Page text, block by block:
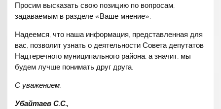
Просим высказать свою позицию по вопросам,
задаваемым в разделе «Ваше мнение».
Надеемся, что наша информация, представленная для
вас, позволит узнать о деятельности Совета депутатов
Надтеречного муниципального района, а значит, мы
будем лучше понимать друг друга.
С уважением,
Убайтаев С.С.,